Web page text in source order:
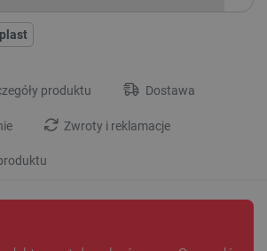
produktu Dostawa
Zwroty i reklamacje